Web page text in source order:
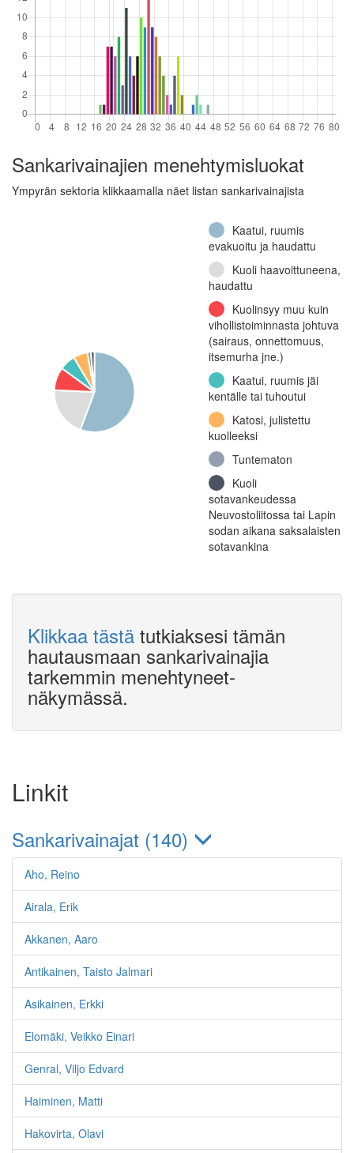
Sankarivainajien menehtymisluokat
Ympyrän sektoria klikkaamalla näet listan sankarivainajista
Kaatui, ruumis
evakuoitu ja haudattu
Kuoli haavoittuneena,
haudattu
Kuolinsyy muu kuin
vihollistoiminnasta johtuva
(sairaus, onnettomuus,
itsemurha jne.)
Kaatui, ruumis jäi
kentälle tai tuhoutui
Katosi, julistettu
kuolleeksi
Tuntematon
Kuoli
sotavankeudessa
Neuvostoliitossa tai Lapin
sodan aikana saksalaisten
sotavankina
Klikkaa tästä tutkiaksesi tämän
hautausmaan sankarivainajia
tarkemmin menehtyneet-
näkymässä.
Linkit
Sankarivainajat (140)
Aho, Reino
Airala, Erik
Akkanen, Aaro
Antikainen, Taisto Jalmari
Asikainen, Erkki
Elomäki, Veikko Einari
Genral, Viljo Edvard
Haiminen, Matti
Hakovirta, Olavi